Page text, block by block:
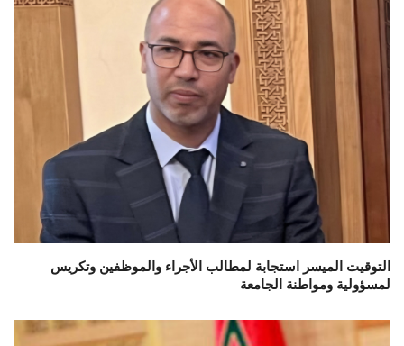
التوقيت الميسر استجابة لمطالب الأجراء والموظفين وتكريس
لمسؤولية ومواطنة الجامعة